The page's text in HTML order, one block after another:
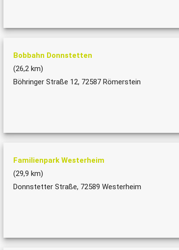
Bobbahn Donnstetten
(26,2 km)
Böhringer Straße 12, 72587 Römerstein
Familienpark Westerheim
(29,9 km)
Donnstetter Straße, 72589 Westerheim